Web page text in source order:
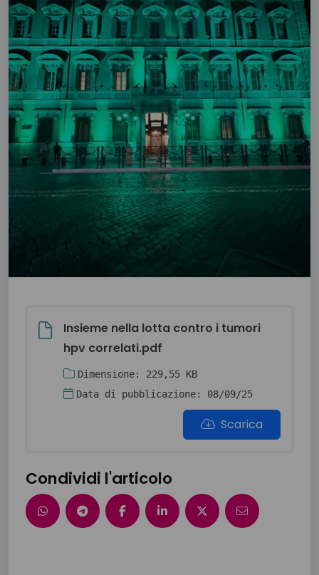
Insieme nella lotta contro i tumori
hpv correlati.pdf
Dimensione: 229,55 KB
Data di pubblicazione: 08/09/25
Scarica
Condividi l'articolo